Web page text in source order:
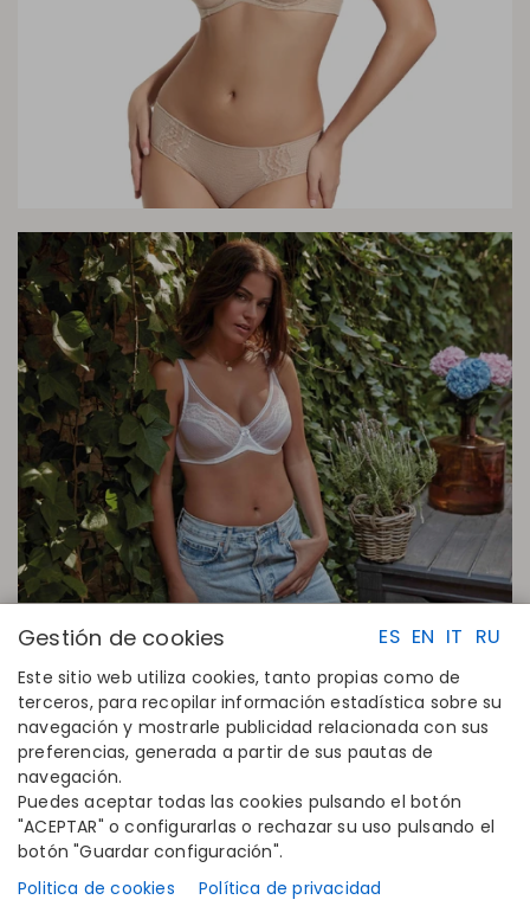
ES EN IT RU
Gestión de cookies
Este sitio web utiliza cookies, tanto propias como de
terceros, para recopilar información estadística sobre su
navegación y mostrarle publicidad relacionada con sus
preferencias, generada a partir de sus pautas de
navegación.
Puedes aceptar todas las cookies pulsando el botón
"ACEPTAR" o configurarlas o rechazar su uso pulsando el
botón "Guardar configuración".
Politica de cookies
Política de privacidad
ENLACES RAPIDOS
Calcula tu talla
Encuentra tu tienda
Únete al directorio
CONTACTO
Disintex 2021 SL
disintex@disintex.es
Conócenos
Facebook